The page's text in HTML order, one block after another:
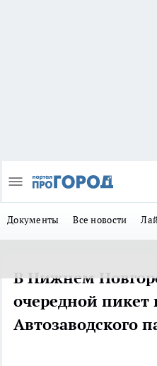
Документы Все новости
В Нижнем
очередной
Автозаводского